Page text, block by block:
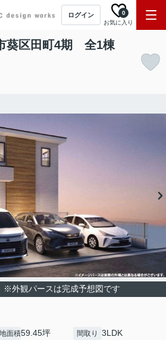
ログイン
お気に入り
0
葵区田町4期 全1棟
※外観パースは完成予想図です
面積59.45坪
間取り 3LDK